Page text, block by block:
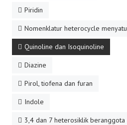
Piridin
Nomenklatur heterocycle menyatu
Quinoline dan Isoquinoline
Diazine
Pirol, tiofena dan furan
Indole
3,4 dan 7 heterosiklik beranggota